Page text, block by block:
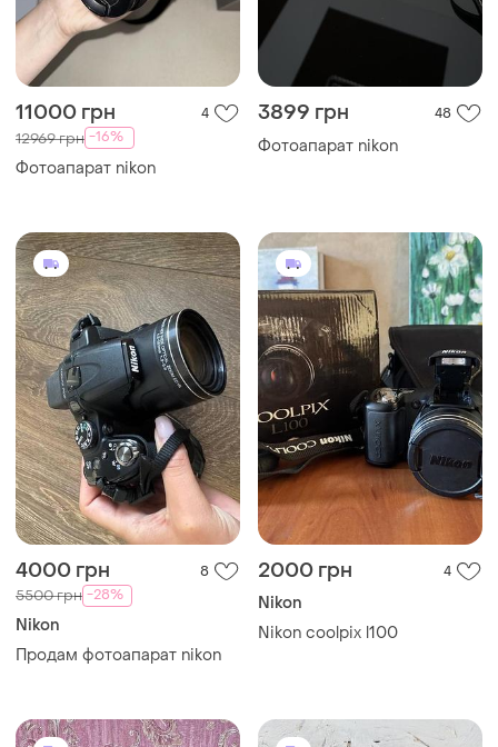
11000 грн 4
12969 грн -16%
Фотоапарат nikon
3899 грн 48
Фотоапарат nikon
4000 грн 8
5500 грн -28%
Nikon
Продам фотоапарат nikon
2000 грн 4
Nikon
Nikon coolpix l100